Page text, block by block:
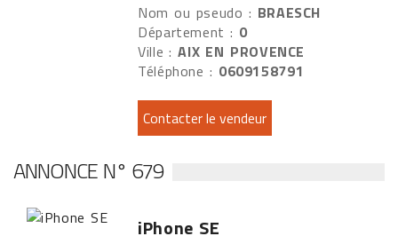
Nom ou pseudo : BRAESCH
Département : 0
Ville :AIX EN PROVENCE
Téléphone : 0609158791
ANNONCE N° 679
iPhone SE